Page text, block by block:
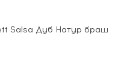
Salsa Дуб Натур браш